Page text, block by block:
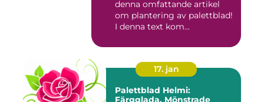
denna omfattande artikel
om plantering av palettblad!
I denna text kom...
17. jan
Palettblad Helmi:
Färgglada, Mönstrade